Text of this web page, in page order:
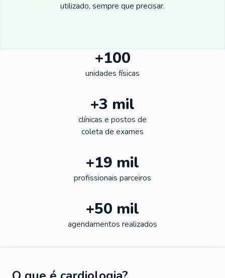
utilizado, sempre que precisar.
+100
unidades físicas
+3 mil
clínicas e postos de
coleta de exames
+19 mil
profissionais parceiros
+50 mil
agendamentos realizados